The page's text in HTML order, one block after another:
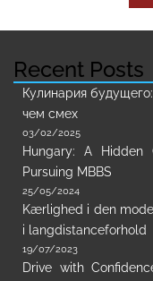
Recent Posts
Кулинария
чем смех
03/02/2025
Hungary: A
Pursuing MBBS
25/05/2024
Kærlighed i den
i langdistanceforhold
19/07/2023
Drive with